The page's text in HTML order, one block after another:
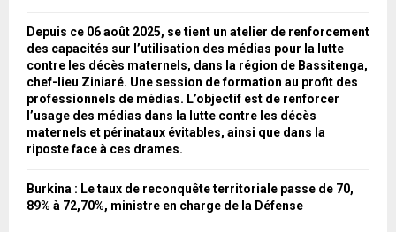
Depuis ce 06 août 2025, se tient un atelier de renforcement
des capacités sur l’utilisation des médias pour la lutte
contre les décès maternels, dans la région de Bassitenga,
chef-lieu Ziniaré. Une session de formation au profit des
professionnels de médias. L’objectif est de renforcer
l’usage des médias dans la lutte contre les décès
maternels et périnataux évitables, ainsi que dans la
riposte face à ces drames.
Burkina : Le taux de reconquête territoriale passe de 70,
89% à 72,70%, ministre en charge de la Défense